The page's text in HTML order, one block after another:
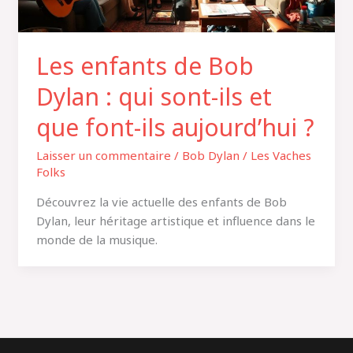
Les enfants de Bob
Dylan : qui sont-ils et
que font-ils aujourd’hui ?
Laisser un commentaire / Bob Dylan / Les Vaches
Folks
Découvrez la vie actuelle des enfants de Bob
Dylan, leur héritage artistique et influence dans le
monde de la musique.